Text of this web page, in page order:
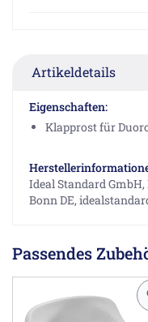
Artikeldetails
Eigenschaften:
Klapprost für
Ideal Standard
Bonn DE,
Passendes